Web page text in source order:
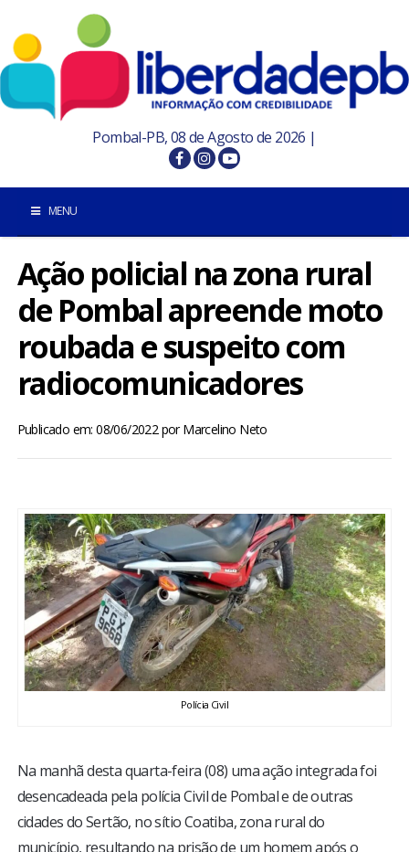
Pombal-PB, 08 de Agosto de 2026 |
MENU
INÍCIO
POMBAL E REGIÃO
ESPORTES
ENTRETENIMENTO
ENQUETE
TV LPB
Ação policial na zona rural
de Pombal apreende moto
roubada e suspeito com
radiocomunicadores
Publicado em: 08/06/2022porMarcelino Neto
Polícia Civil
Na manhã desta quarta-feira (08) uma ação integrada foi
desencadeada pela polícia Civil de Pombal e de outras
cidades do Sertão, no sítio Coatiba, zona rural do
município, resultando na prisão de um homem após o